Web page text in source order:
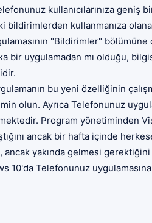
kullanıcılarınıza geniş
kullanmanıza
"Bildirimler" bölümüne
bir uygulamadan mı olduğu,
bu yeni özelliğinin
olun. Ayrıca Telefonunuz
Program yönetiminden
ancak bir hafta içinde
yakında gelmesi
10'da Telefonunuz